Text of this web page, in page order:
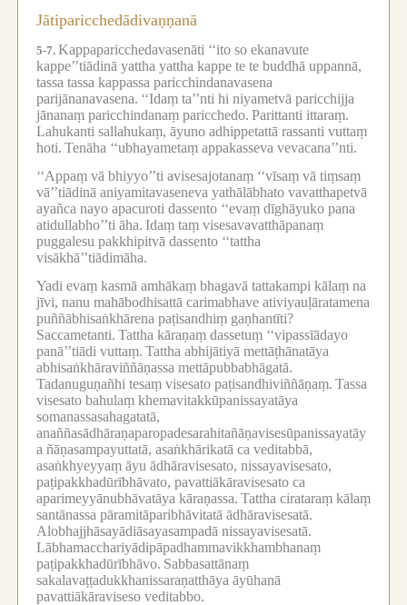
Jātiparicchedādivaṇṇanā
5-7. Kappaparicchedavasenāti ‘‘ito so ekanavute
kappe’’tiādinā yattha yattha kappe te te buddhā uppannā,
tassa tassa kappassa paricchindanavasena
parijānanavasena. ‘‘Idaṃ ta’’nti hi niyametvā paricchijja
jānanaṃ paricchindanaṃ paricchedo. Parittanti ittaraṃ.
Lahukanti sallahukaṃ, āyuno adhippetattā rassanti vuttaṃ
hoti. Tenāha ‘‘ubhayametaṃ appakasseva vevacana’’nti.
‘‘Appaṃ vā bhiyyo’’ti avisesajotanaṃ ‘‘vīsaṃ vā tiṃsaṃ
vā’’tiādinā aniyamitavaseneva yathālābhato vavatthapetvā
ayañca nayo apacuroti dassento ‘‘evaṃ dīghāyuko pana
atidullabho’’ti āha. Idaṃ taṃ visesavavatthāpanaṃ
puggalesu pakkhipitvā dassento ‘‘tattha
visākhā’’tiādimāha.
Yadi evaṃ kasmā amhākaṃ bhagavā tattakampi kālaṃ na
jīvi, nanu mahābodhisattā carimabhave ativiyauḷāratamena
puññābhisaṅkhārena paṭisandhiṃ gaṇhantīti?
Saccametanti. Tattha kāraṇaṃ dassetuṃ ‘‘vipassīādayo
panā’’tiādi vuttaṃ. Tattha abhijātiyā mettāṭhānatāya
abhisaṅkhāraviññāṇassa mettāpubbabhāgatā.
Tadanuguṇañhi tesaṃ visesato paṭisandhiviññāṇaṃ. Tassa
visesato bahulaṃ khemavitakkūpanissayatāya
somanassasahagatatā,
anaññasādhāraṇaparopadesarahitañāṇavisesūpanissayatāy
a ñāṇasampayuttatā, asaṅkhārikatā ca veditabbā,
asaṅkhyeyyaṃ āyu ādhāravisesato, nissayavisesato,
paṭipakkhadūrībhāvato, pavattiākāravisesato ca
aparimeyyānubhāvatāya kāraṇassa. Tattha cirataraṃ kālaṃ
santānassa pāramitāparibhāvitatā ādhāravisesatā.
Alobhajjhāsayādiāsayasampadā nissayavisesatā.
Lābhamacchariyādipāpadhammavikkhambhanaṃ
paṭipakkhadūrībhāvo. Sabbasattānaṃ
sakalavaṭṭadukkhanissaraṇatthāya āyūhanā
pavattiākāraviseso veditabbo.